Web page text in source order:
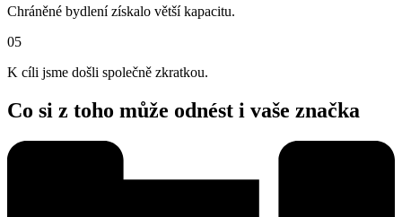
Chráněné bydlení získalo větší kapacitu.
05
K cíli jsme došli společně zkratkou.
Co si z toho může odnést i vaše značka